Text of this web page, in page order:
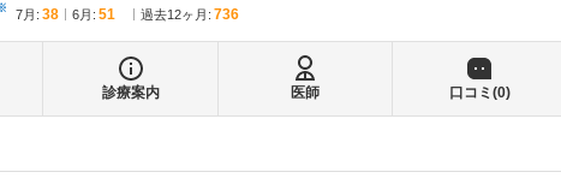
7月 : 38 6月 : 51 過去12ヶ月: 736
診療案内 医師 口コミ(0)